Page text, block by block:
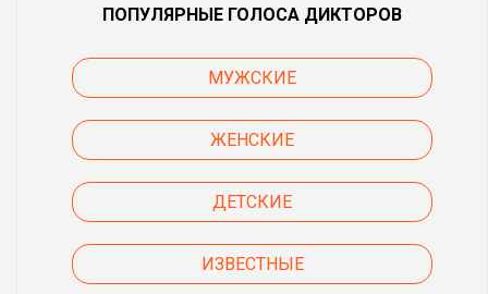
ПОПУЛЯРНЫЕ ГОЛОСА ДИКТОРОВ
МУЖСКИЕ
ЖЕНСКИЕ
ДЕТСКИЕ
ИЗВЕСТНЫЕ